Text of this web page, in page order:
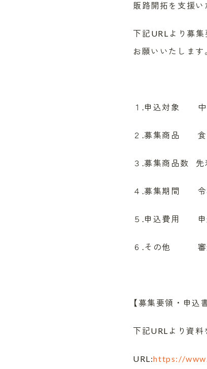
販路開拓を支援い
下記URLより募
お願いいたします
１.申込対象 中
２.募集商品 食
３.募集商品数
４.募集期間 令
５.申込費用 申込
６.その他 審査
【募集要領・申込書
下記URLより資料
URL:https://